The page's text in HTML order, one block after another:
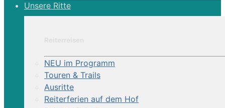
Unsere Ritte
NEU im Programm
Touren & Trails
Ausritte
Reiterferien auf dem Hof